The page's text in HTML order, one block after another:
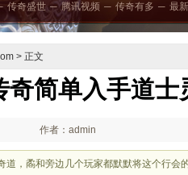
传奇盛世 ─ 腾讯视频 ─ 传奇有多 ─ 最
> 正文
奇简单入手道士
作者：admin
道，矞和旁边几个玩家都默默将这个行会